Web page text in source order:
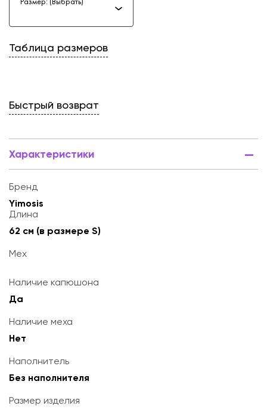
Таблица размеров
Быстрый возврат
Характеристики
Бренд
Yimosis
Длина
62 см (в размере S)
Мех
Наличие капюшона
Да
Наличие меха
Нет
Наполнитель
Без наполнителя
Размер изделия